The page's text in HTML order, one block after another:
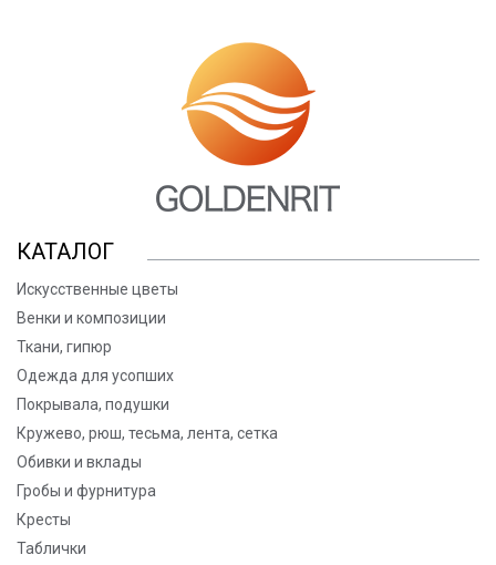
КАТАЛОГ
Искусственные цветы
Венки и композиции
Ткани, гипюр
Одежда для усопших
Покрывала, подушки
Кружево, рюш, тесьма, лента, сетка
Обивки и вклады
Гробы и фурнитура
Кресты
Таблички